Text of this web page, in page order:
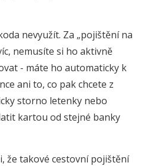
nevyužít. Za „pojištění na
nemusíte si ho aktivně
- máte ho automaticky k
ani to, co pak chcete z
storno letenky nebo
kartou od stejné banky
že takové cestovní pojištění